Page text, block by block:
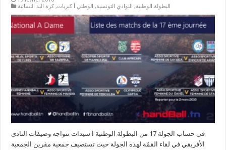
البطولة الوطنية, النوادي التونسية, الوطني أ كبريات, كرة اليد النسائية
في حساب الجولة 17 من البطولة الوطنية ا سيدات تتواجه وصيفات النادي
الأفريقي في لقاء القمّة لهذه الجولة حيث تستضيف جمعية مڨرين الجمعية